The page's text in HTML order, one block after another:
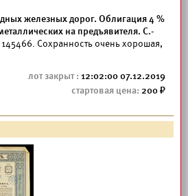
железных дорог. Облигация 4 %
на предъявителя. С.-
Сохранность очень хорошая,
12:02:00 07.12.2019
200